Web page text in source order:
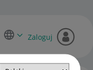
Zaloguj